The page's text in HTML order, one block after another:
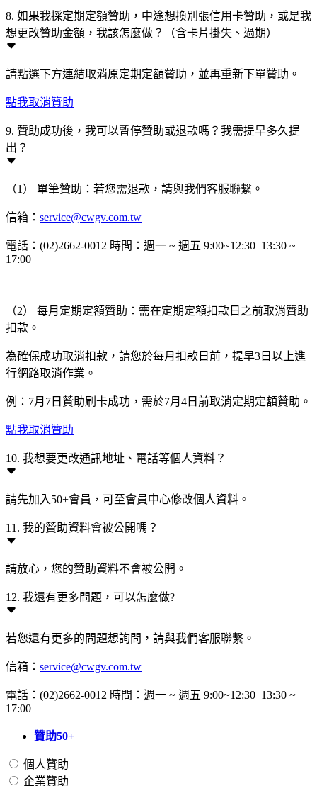
8. 如果我採定期定額贊助，中途想換別張信用卡贊助，或是我
想更改贊助金額，我該怎麼做？（含卡片掛失、過期）
請點選下方連結取消原定期定額贊助，並再重新下單贊助。
點我取消贊助
9. 贊助成功後，我可以暫停贊助或退款嗎？我需提早多久提
出？
（1） 單筆贊助：若您需退款，請與我們客服聯繫。
信箱： service@cwgv.com.tw
電話：(02)2662-0012 時間：週一 ~ 週五 9:00~12:30 13:30 ~
17:00
（2） 每月定期定額贊助：需在定期定額扣款日之前取消贊助
扣款。
為確保成功取消扣款，請您於每月扣款日前，提早3日以上進
行網路取消作業。
例：7月7日贊助刷卡成功，需於7月4日前取消定期定額贊助。
點我取消贊助
10. 我想要更改通訊地址、電話等個人資料？
請先加入50+會員，可至會員中心修改個人資料。
11. 我的贊助資料會被公開嗎？
請放心，您的贊助資料不會被公開。
12. 我還有更多問題，可以怎麼做?
若您還有更多的問題想詢問，請與我們客服聯繫。
信箱： service@cwgv.com.tw
電話：(02)2662-0012 時間：週一 ~ 週五 9:00~12:30 13:30 ~
17:00
贊助50+
個人贊助
企業贊助